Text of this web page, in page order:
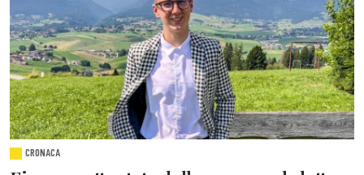
CRONACA